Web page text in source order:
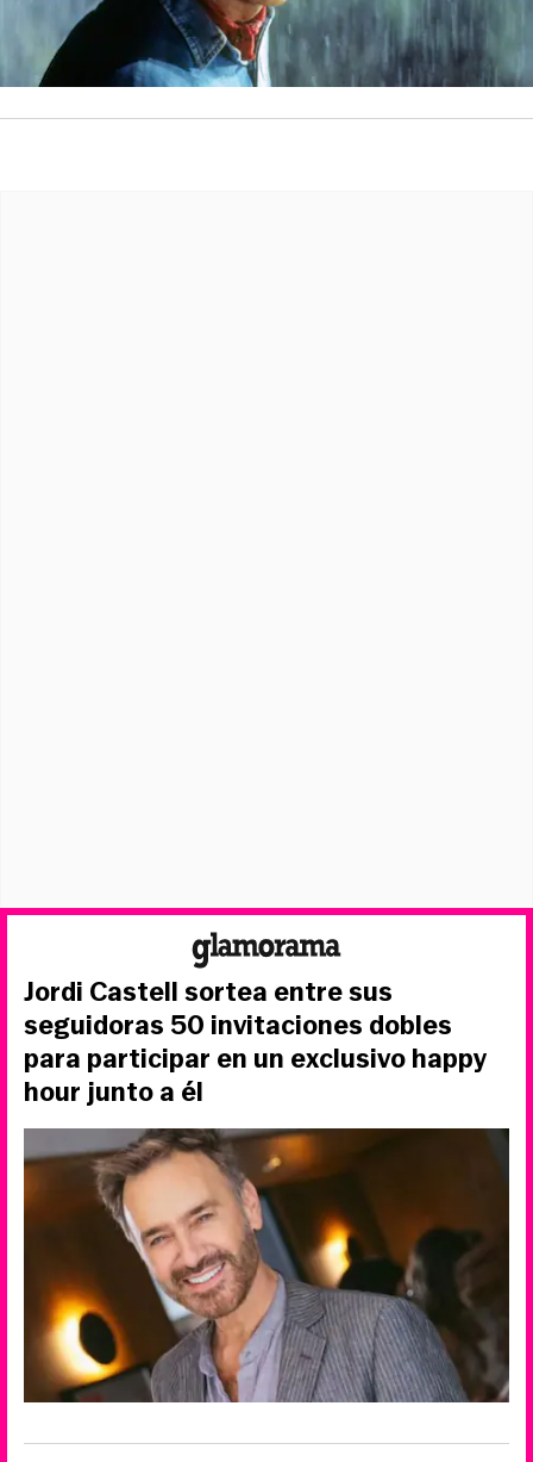
Jordi Castell sortea entre sus
seguidoras 50 invitaciones dobles
para participar en un exclusivo happy
hour junto a él